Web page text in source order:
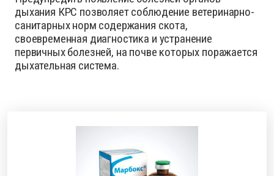
дыхания КРС позволяет соблюдение ветеринарно-
санитарных норм содержания скота,
своевременная диагностика и устранение
первичных болезней, на почве которых поражается
дыхательная система.